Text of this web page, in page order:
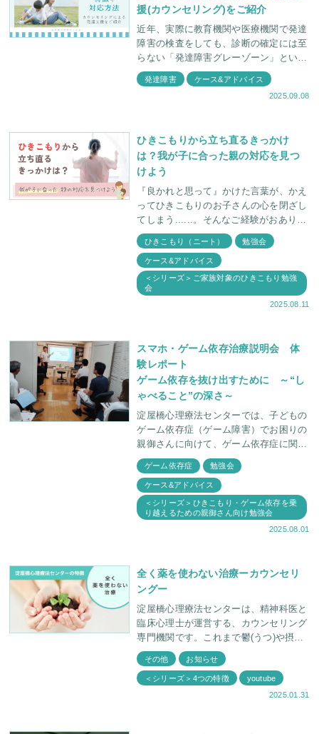
援(カウンセリング)をご紹介
近年、実際に教育機関や医療機関で発達
障害の検査をしても、診断の確定には至
らない「発達障害グレーゾーン」という
言葉をよく耳にします。 言葉が遅い、
よく癇癪(かんしゃく)を起こす、落ち着
発達障害
ケース&アドバイス
2025.09.08
ひきこもりから立ち直るきっかけ
は？我が子に合った親の対応を見つ
けよう
『良かれと思って』かけた言葉が、かえ
ってひきこもりのお子さんの心を閉ざし
てしまう......。そんなご経験がおありで
はないでしょうか。 うまくいかない理
由としては、 お子さんにあった対
ひきこもり（ニート） 勉強会
ケース&アドバイス
＜シリーズ＞ご家族対象のひきこもり勉強
会
2025.08.11
スマホ・ゲーム依存治療説明会 体
験レポート
ゲーム依存を抜け出すために ～“し
ゃべること”の深さ～
淀屋橋心理療法センターでは、子どもの
ゲーム依存症（ゲーム障害）でお困りの
親御さんに向けて、ゲーム依存症に関し
て学ぶ会を定期的に行っています。 今
回は6月30日に「スマホ・ゲーム依存治
療説明会」が
ゲーム依存症 勉強会
ケース&アドバイス
＜シリーズ＞ひきこもり・ゲーム依存を乗
り越えるための親御さん向け勉強会
2025.08.01
全く薬を使わない治療ーカウンセリ
ングー
淀屋橋心理療法センターは、精神科医と
臨床心理士が運営する、カウンセリング
専門機関です。これまで鬱(うつ)や摂食
障害（拒食症・過食症）、過敏性腸症候
群、発達障害などの様々な症状を、薬を
使わずカウンセリン
その他 お知らせ
＜シリーズ＞4つの特徴
youtube
2025.01.31